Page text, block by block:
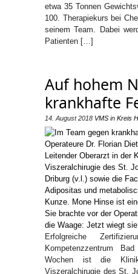
etwa 35 Tonnen
100. Therapiekurs bei
seinem Team. Dabei
Patienten […]
Auf hohem
krankhafte
14. August 2018 VMS in Kreis
Erfolgreiche
Kompetenzzentrum
Wochen ist die
Viszeralchirugie des St.